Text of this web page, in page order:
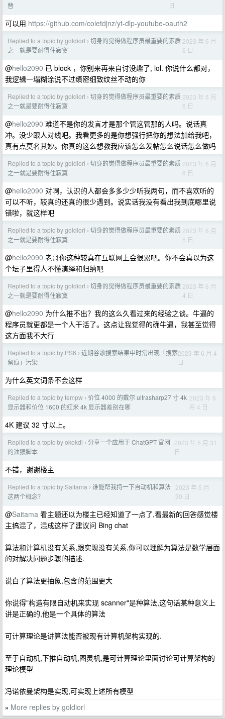
替
日
可以用 https://github.com/coletdjnz/yt-dlp-youtube-oauth2
Replied to a topic by goldiorl › 切身的觉得做程序员最重要的素质
之一就是要耐得住寂寞
2023 年 6 月
6 日
@hello2090 已 block ，你别来再来自讨没趣了, lol. 你说什么都对，
我逻辑一塌糊涂说不过缜密细致纹丝不动的你
Replied to a topic by goldiorl › 切身的觉得做程序员最重要的素质
之一就是要耐得住寂寞
2023 年 6 月
6 日
@hello2090 难道不是你的发言才是那个管这管那的人吗。说话真
冲。没少跟人对线吧。我看更多的是你想强行把你的想法加给我吧，
真有点莫名其妙。你真的这么想教我应该怎么发帖怎么说话怎么做吗
Replied to a topic by goldiorl › 切身的觉得做程序员最重要的素质
之一就是要耐得住寂寞
2023 年 6 月
6 日
@hello2090 对啊，认识的人都会多多少少听我两句，而不喜欢听的
可以不听，较真的还真的很少遇到。说实话我没有看出我到底哪里说
错啦，就这样吧
Replied to a topic by goldiorl › 切身的觉得做程序员最重要的素质
之一就是要耐得住寂寞
2023 年 6 月
5 日
@hello2090 老哥你这种较真在互联网上会很累吧。你不会真以为这
个坛子里得人不懂演绎和归纳吧
Replied to a topic by goldiorl › 切身的觉得做程序员最重要的素质
之一就是要耐得住寂寞
2023 年 6 月
4 日
@hello2090 为什么推不出？我的这么久看过来的经验之谈。牛逼的
程序员就更都是一个人干活了。这点让我觉得的确牛逼，我甚至觉得
这方面我不大行
Replied to a topic by PS6 › 近期谷歌搜索结果中时常出现「搜索
留痕」污染
2023 年 6 月 4
日
为什么英文词条不会这样
Replied to a topic by tempw › 价位 4000 的戴尔 ultrasharp27 寸 4k
显示器和价位 1600 的红米 4k 显示器差别在哪
2023 年 6
月 4 日
4K 建议 32 寸以上。
Replied to a topic by okokdi › 分享一个应用于 ChatGPT 官网
的油猴脚本
2023 年 5 月 31
日
不错，谢谢楼主
Replied to a topic by Saitama › 谁能帮我捋一下自动机和算法
这两个概念？
2023 年 5 月
30 日
@Saitama 看主题还以为楼主已经知道了一点了,看最新的回答感觉楼
主搞混了，混成这样了建议问 Bing chat
算法和计算机没有关系,跟实现没有关系,你可以理解为算法是数学层面
的对解决问题步骤的描述.
说白了算法更抽象,包含的范围更大
你说得"构造有限自动机来实现 scanner"是种算法,这句话某种意义上
讲是正确的,他是一个具体的算法
可计算理论是讲算法能否被现有计算机架构实现的.
至于自动机,下推自动机,图灵机,是可计算理论里面讨论可计算架构的
理论模型
冯诺依曼架构是实现,可实现上述所有模型
» More replies by goldiorl